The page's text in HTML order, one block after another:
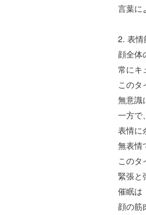
言葉に
2. 表情
顔全体
常にキ
このタ
無意識
一方で、
表情に
無表情
このタ
緊張と
催眠は
顔の筋